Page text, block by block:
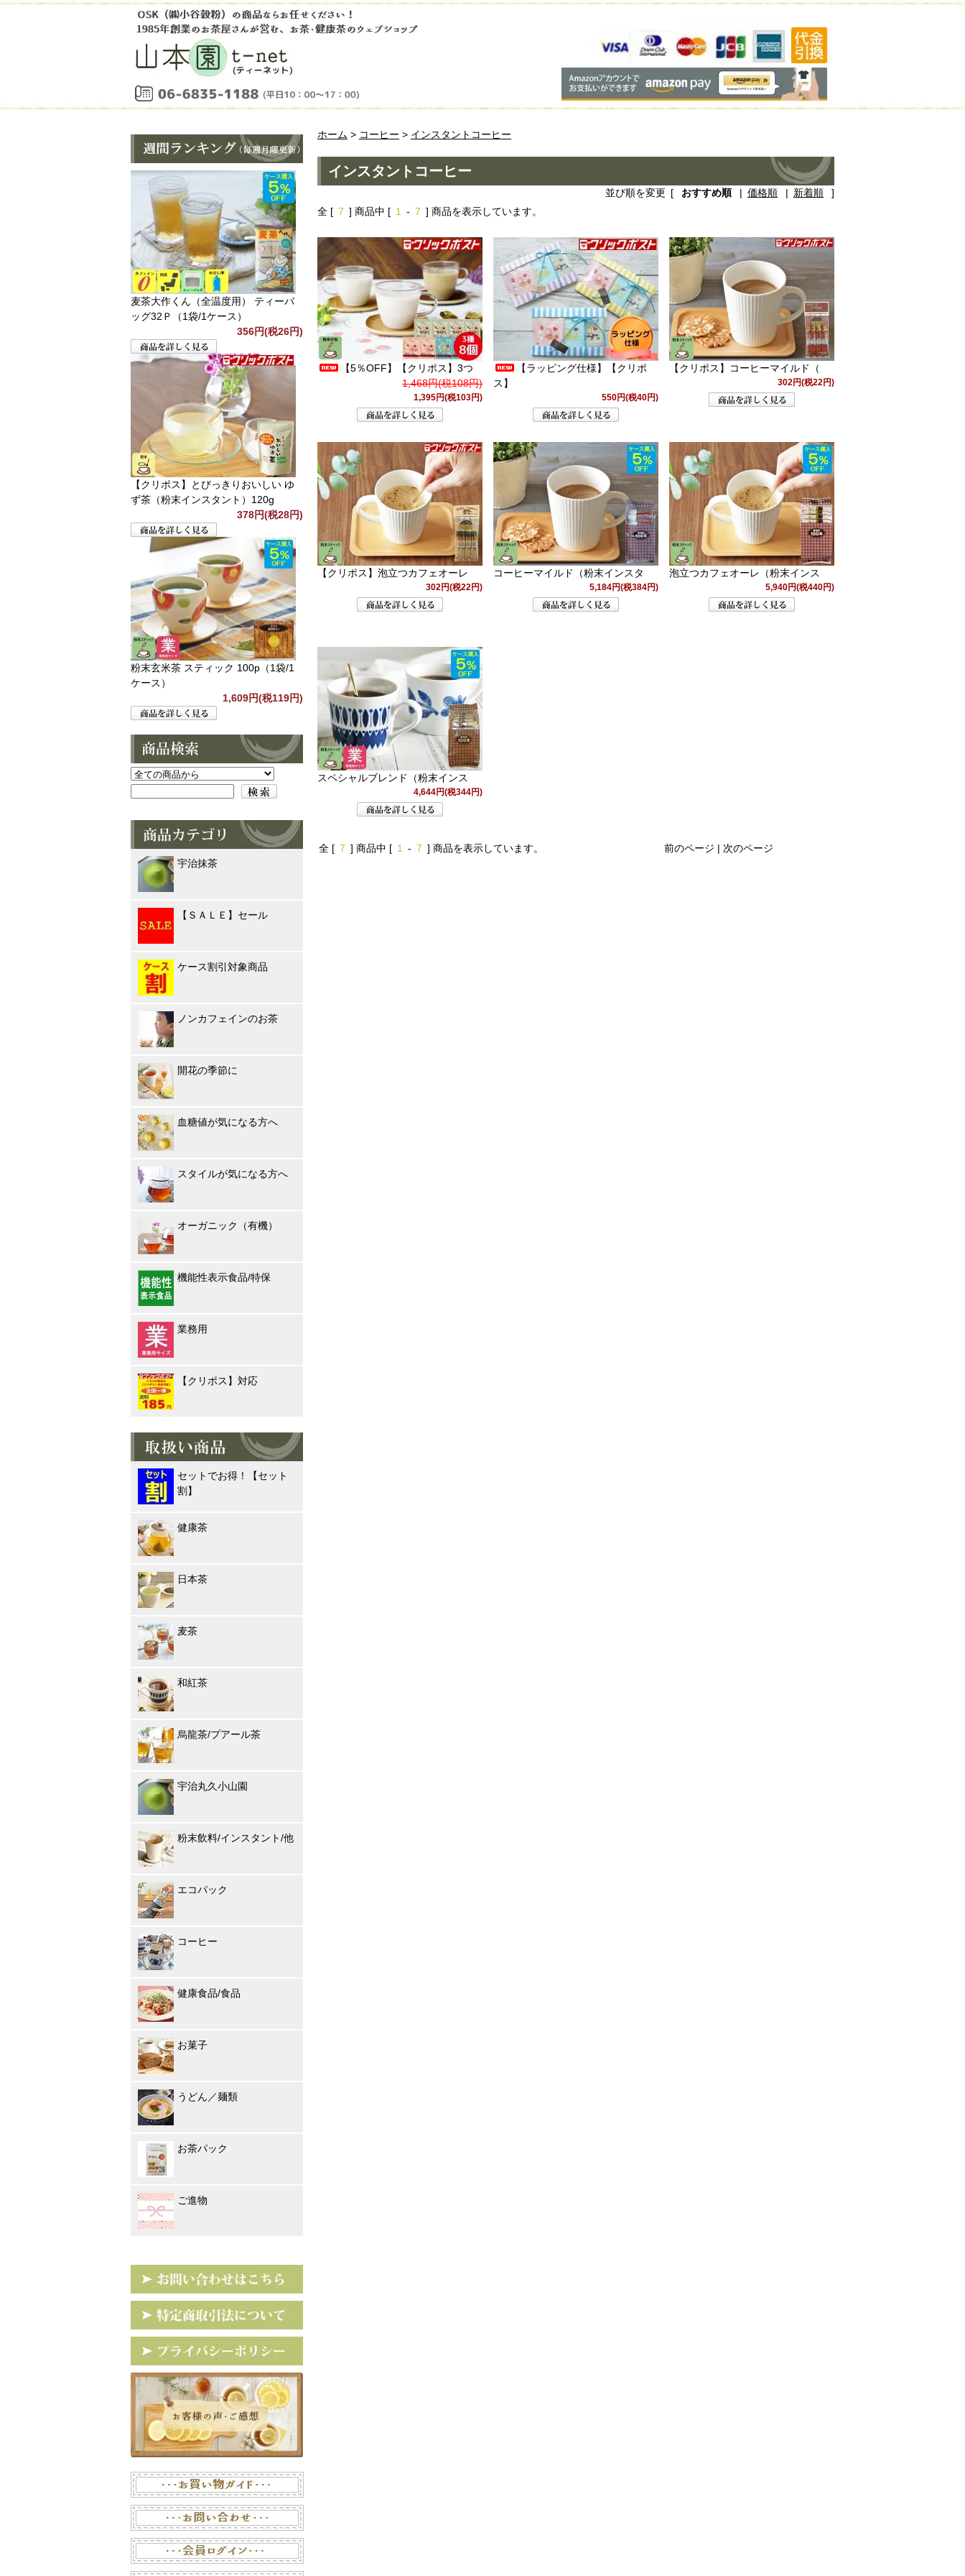
麦茶大作くん（全温度用） ティーバ
ッグ32Ｐ（1袋/1ケース）
356円(税26円)
【クリポス】とびっきりおいしい ゆ
ず茶（粉末インスタント）120g
378円(税28円)
粉末玄米茶 スティック 100p（1袋/1
ケース）
1,609円(税119円)
宇治抹茶
【ＳＡＬＥ】セール
ケース割引対象商品
ノンカフェインのお茶
開花の季節に
血糖値が気になる方へ
スタイルが気になる方へ
オーガニック（有機）
機能性表示食品/特保
業務用
【クリポス】対応
セットでお得！【セット
割】
健康茶
日本茶
麦茶
和紅茶
烏龍茶/プアール茶
宇治丸久小山園
粉末飲料/インスタント/他
エコパック
コーヒー
健康食品/食品
お菓子
うどん／麺類
お茶パック
ご進物
ホーム > コーヒー > インスタントコーヒー
インスタントコーヒー
並び順を変更 [ おすすめ順 | 価格順 | 新着順
]
全 [ 7 ] 商品中 [ 1 - 7 ] 商品を表示しています。
【5％OFF】【クリポス】3つ
1,468円(税108円)
1,395円(税103円)
【ラッピング仕様】【クリポ
ス】
550円(税40円)
【クリポス】コーヒーマイルド（
302円(税22円)
【クリポス】泡立つカフェオーレ
302円(税22円)
コーヒーマイルド（粉末インスタ
5,184円(税384円)
泡立つカフェオーレ（粉末インス
5,940円(税440円)
スペシャルブレンド（粉末インス
4,644円(税344円)
全 [ 7 ] 商品中 [ 1 - 7 ] 商品を表示しています。 前のページ | 次のページ